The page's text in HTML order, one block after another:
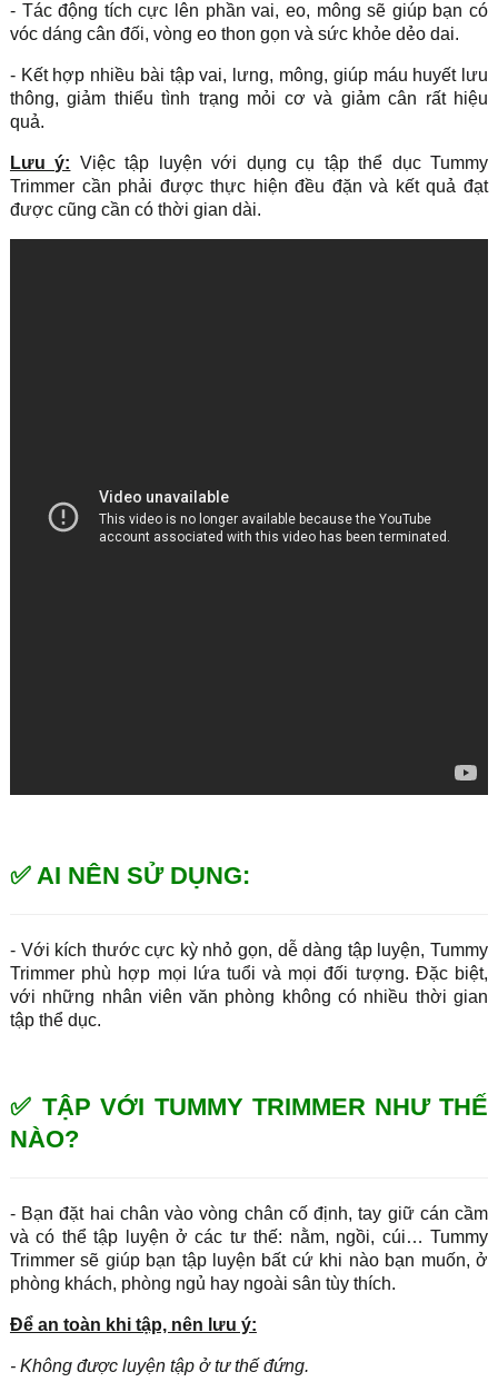
- Tác động tích cực lên phần vai, eo, mông sẽ giúp bạn có
vóc dáng cân đối, vòng eo thon gọn và sức khỏe dẻo dai.
- Kết hợp nhiều bài tập vai, lưng, mông, giúp máu huyết lưu
thông, giảm thiểu tình trạng mỏi cơ và giảm cân rất hiệu
quả.
Lưu ý: Việc tập luyện với dụng cụ tập thể dục Tummy
Trimmer cần phải được thực hiện đều đặn và kết quả đạt
được cũng cần có thời gian dài.
✅ AI NÊN SỬ DỤNG:
- Với kích thước cực kỳ nhỏ gọn, dễ dàng tập luyện, Tummy
Trimmer phù hợp mọi lứa tuổi và mọi đối tượng. Đặc biệt,
với những nhân viên văn phòng không có nhiều thời gian
tập thể dục.
✅ TẬP VỚI TUMMY TRIMMER NHƯ THẾ
NÀO?
- Bạn đặt hai chân vào vòng chân cố định, tay giữ cán cầm
và có thể tập luyện ở các tư thế: nằm, ngồi, cúi… Tummy
Trimmer sẽ giúp bạn tập luyện bất cứ khi nào bạn muốn, ở
phòng khách, phòng ngủ hay ngoài sân tùy thích.
Để an toàn khi tập, nên lưu ý:
- Không được luyện tập ở tư thế đứng.